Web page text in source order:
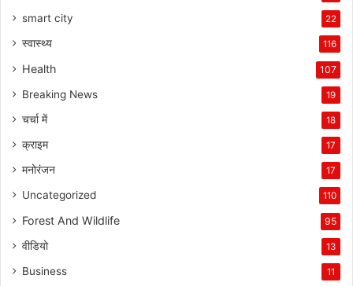
smart city 22
स्वास्थ्य 116
Health 107
Breaking News 19
चर्चा में 18
क्राइम 17
मनोरंजन 17
Uncategorized 110
Forest And Wildlife 95
वीडियो 13
Business 11